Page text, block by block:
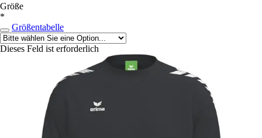
Größe
*
Größentabelle
Dieses Feld ist erforderlich